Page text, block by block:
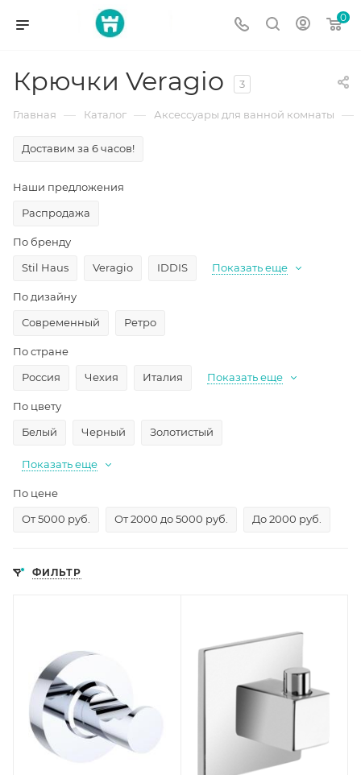
0
Крючки Veragio 3
Главная — Каталог — Аксессуары для ванной комнаты —
Доставим за 6 часов!
Наши предложения
Распродажа
По бренду
Stil Haus
Veragio IDDIS Показать еще
По дизайну
Современный
Ретро
По стране
Россия
Чехия Италия Показать еще
По цвету
Белый
Черный Золотистый
Показать еще
По цене
От 5000 руб.
От 2000 до 5000 руб. До 2000 руб.
ФИЛЬТР